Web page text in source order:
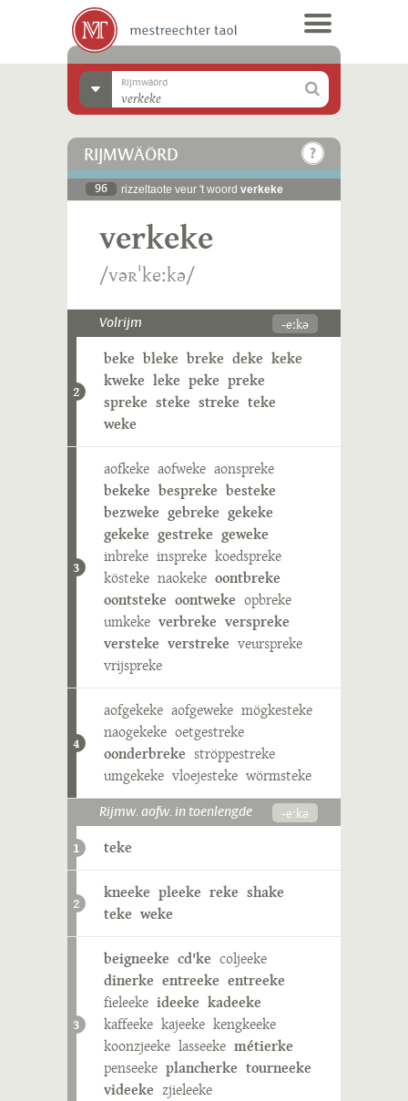
Rijmwäörd
RIJMWÄÖRD
96 rizzeltaote veur 't woord verkeke
verkeke
/vəʀˈkeːkə/
Volrijm -eːkə
2
beke bleke breke deke keke
kweke leke peke preke
spreke steke streke teke
weke
3
aofkeke aofweke aonspreke
bekeke bespreke besteke
bezweke gebreke gekeke
gekeke gestreke geweke
inbreke inspreke koedspreke
kösteke naokeke oontbreke
oontsteke oontweke opbreke
umkeke verbreke verspreke
versteke verstreke veurspreke
vrijspreke
4
aofgekeke aofgeweke mögkesteke
naogekeke oetgestreke
oonderbreke ströppestreke
umgekeke vloejesteke wörmsteke
Rijmw. aofw. in toenlengde -eˑkə
1 teke
2
kneeke pleeke reke shake
teke weke
3
beigneeke cd'ke coljeeke
dinerke entreeke entreeke
fieleeke ideeke kadeeke
kaffeeke kajeeke kengkeeke
koonzjeeke lasseeke métierke
penseeke plancherke tourneeke
videeke zjieleeke